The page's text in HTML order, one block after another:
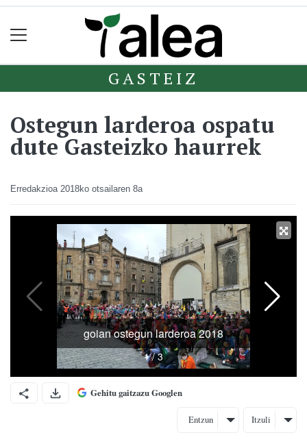
GASTEIZ
Ostegun larderoa ospatu
dute Gasteizko haurrek
Erredakzioa 2018ko otsailaren 8a
Gehitu gaitzazu Googlen
Entzun Itzuli